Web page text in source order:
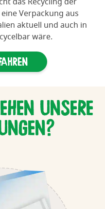
Verpackung aus
aktuell und auch in
wäre.
UNSERE